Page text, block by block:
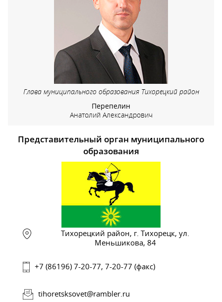
Глава муниципального образования Тихорецкий район
Перепелин
Анатолий Александрович
Представительный орган муниципального
образования
Тихорецкий район, г. Тихорецк, ул.
Меньшикова, 84
+7 (86196) 7-20-77, 7-20-77 (факс)
tihoretsksovet@rambler.ru